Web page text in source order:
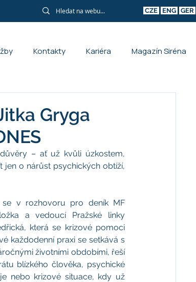
CZE ENG GER
Kontakty Kariéra Magazín Siréna
Gryga
– ať už kvůli úzkostem,
jen o nárůst psychických obtíží,
v rozhovoru pro deník MF
a vedoucí Pražské linky
která se krizové pomoci
každodenní praxi se setkává s
životními obdobími, řeší
blízkého člověka, psychické
nebo krizové situace, kdy už